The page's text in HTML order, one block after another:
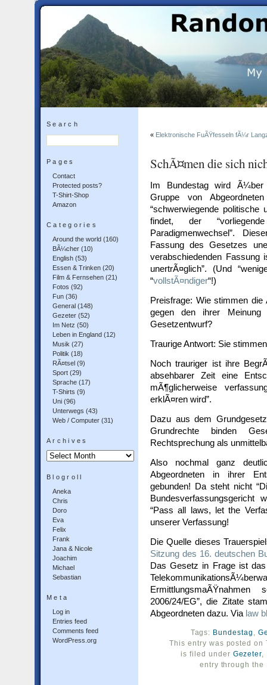
Search
Pages
Contact
Protected posts?
T-Shirt-Shop
Amazon
Categories
Around the world (160)
BÃ¼cher (10)
English (53)
Essen & Trinken (20)
Film & Fernsehen (21)
Fotos (92)
Fun (36)
General (148)
Gezeter (52)
Im Netz (50)
Leben in England (12)
Musik (27)
Politik (18)
RÃ¤tsel (9)
Sport (29)
Sprache (17)
T-Shirts (9)
Uni (96)
Unterwegs (43)
Web / Computer (31)
Archives
Archives
Blogroll
Aneka
Chris
Doro
Eva
Felix
Frank
Jana & Nicole
Joachim
Michael
Sebastian
Meta
Log in
Entries feed
Comments feed
WordPress.org
« Elektronische FuÃŸfesseln fÃ¼r
SchÃ¤men die sich
Im Bundestag wird Ã¼ber
Gruppe von
“schwerwiegende politische
findet, der
Paradigmenwechsel”.
Fassung des Gesetzes
verabschiedenden Fassung
unertrÃ¤glich”. (Und
“vollstÃ¤ndiger“!)
Preisfrage: Wie stimmen
gegen den ihrer Meinung
Gesetzentwurf?
Traurige Antwort: Sie
Noch trauriger ist ihre
absehbarer Zeit eine
mÃ¶glicherweise
erklÃ¤ren wird”.
Dazu aus dem
Grundrechte binden
Rechtsprechung als
Also nochmal ganz
Abgeordneten in ihrer
gebunden! Da steht nicht
“Pass all laws, let the
unserer Verfassung!
Die Quelle dieses
Sitzung des 16. deutschen
Das Gesetz in Frage ist
2006/24/EG”, die Zitate
Abgeordneten dazu. Via law
Tags: Bundestag ,
This entry was posted on
is filed under Gezeter,
entry through the